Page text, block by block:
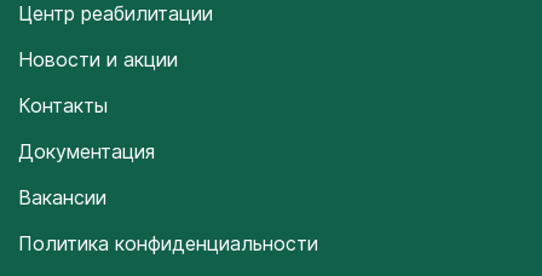
Центр реабилитации
Новости и акции
Контакты
Документация
Вакансии
Политика конфиденциальности